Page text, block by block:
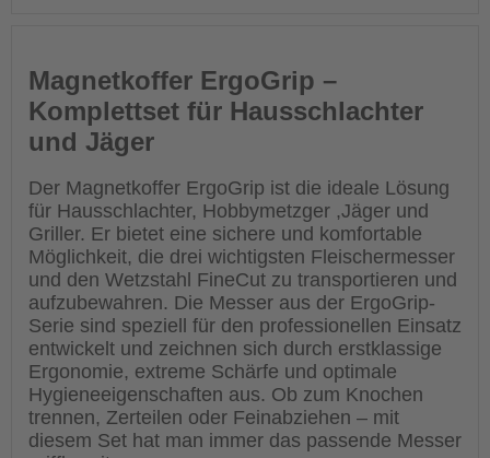
Magnetkoffer ErgoGrip –
Komplettset für Hausschlachter
und Jäger
Der Magnetkoffer ErgoGrip ist die ideale Lösung
für Hausschlachter, Hobbymetzger ,Jäger und
Griller. Er bietet eine sichere und komfortable
Möglichkeit, die drei wichtigsten Fleischermesser
und den Wetzstahl FineCut zu transportieren und
aufzubewahren. Die Messer aus der ErgoGrip-
Serie sind speziell für den professionellen Einsatz
entwickelt und zeichnen sich durch erstklassige
Ergonomie, extreme Schärfe und optimale
Hygieneeigenschaften aus. Ob zum Knochen
trennen, Zerteilen oder Feinabziehen – mit
diesem Set hat man immer das passende Messer